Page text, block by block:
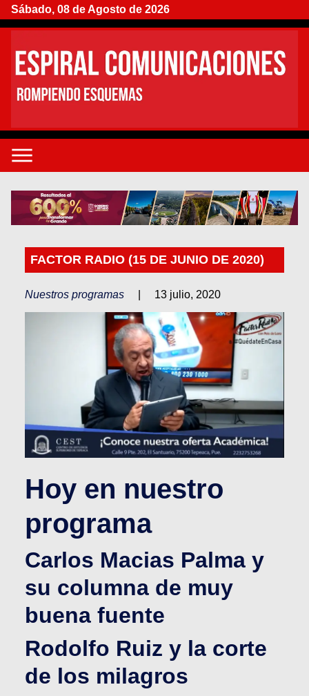
Sábado, 08 de Agosto de 2026
FACTOR RADIO (15 DE JUNIO DE 2020)
Nuestros programas 13 julio, 2020
Hoy en nuestro
programa
Carlos Macias Palma y
su columna de muy
buena fuente
Rodolfo Ruiz y la corte
de los milagros